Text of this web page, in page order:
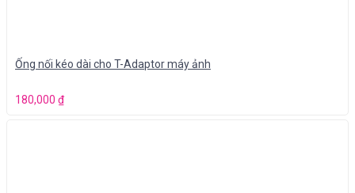
Ống nối kéo dài cho T-Adaptor máy ảnh
180,000 ₫